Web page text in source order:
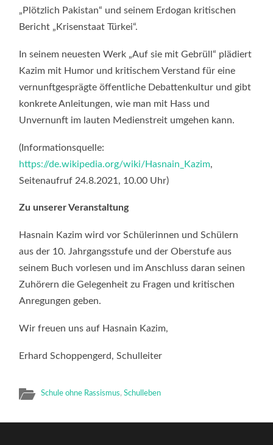
„Plötzlich Pakistan“ und seinem Erdogan kritischen
Bericht „Krisenstaat Türkei“.
In seinem neuesten Werk „Auf sie mit Gebrüll“ plädiert
Kazim mit Humor und kritischem Verstand für eine
vernunftgesprägte öffentliche Debattenkultur und gibt
konkrete Anleitungen, wie man mit Hass und
Unvernunft im lauten Medienstreit umgehen kann.
(Informationsquelle:
https://de.wikipedia.org/wiki/Hasnain_Kazim,
Seitenaufruf 24.8.2021, 10.00 Uhr)
Zu unserer Veranstaltung
Hasnain Kazim wird vor Schülerinnen und Schülern
aus der 10. Jahrgangsstufe und der Oberstufe aus
seinem Buch vorlesen und im Anschluss daran seinen
Zuhörern die Gelegenheit zu Fragen und kritischen
Anregungen geben.
Wir freuen uns auf Hasnain Kazim,
Erhard Schoppengerd, Schulleiter
Schule ohne Rassismus,Schulleben